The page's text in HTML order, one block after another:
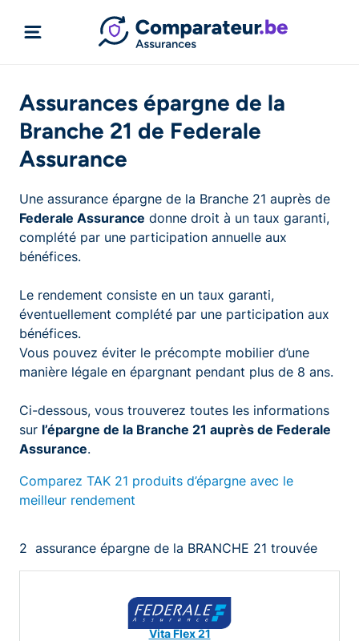
Assurances épargne de la
Branche 21 de Federale
Assurance
Une assurance épargne de la Branche 21 auprès de
Federale Assurance donne droit à un taux garanti,
complété par une participation annuelle aux
bénéfices.
Le rendement consiste en un taux garanti,
éventuellement complété par une participation aux
bénéfices.
Vous pouvez éviter le précompte mobilier d’une
manière légale en épargnant pendant plus de 8 ans.
Ci-dessous, vous trouverez toutes les informations
sur l’épargne de la Branche 21 auprès de Federale
Assurance.
Comparez TAK 21 produits d’épargne avec le
meilleur rendement
2 assurance épargne de la BRANCHE 21 trouvée
Vita Flex 21